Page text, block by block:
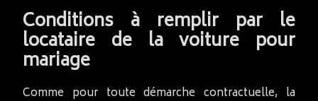
Conditions à remplir par le
locataire de la voiture pour
mariage
Comme pour toute démarche contractuelle, la